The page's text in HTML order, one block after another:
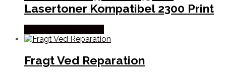
Lasertoner Kompatibel 2300 Print
Fragt Ved Reparation